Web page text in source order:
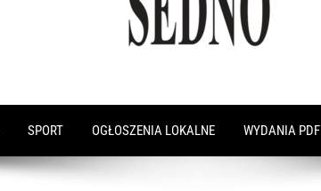
SPORT OGŁOSZENIA LOKALNE WYDANIA PDF